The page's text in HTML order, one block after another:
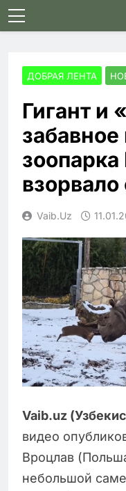
Skip
to
ДОБРАЯ ЛЕНТА
Гигант
забавное
взорвало
Vaib.uz
Vaib.uz
видео
Вроцлав
небольшой